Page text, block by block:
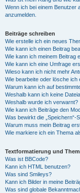
Wenn ich bei einem Benutzer
anzumelden.
Beiträge schreiben
Wie erstelle ich ein neues
Wie kann ich einen Beitrag
Wie kann ich meinem Beitrag
Wie kann ich eine Umfrage
Wieso kann ich nicht mehr
Wie bearbeite oder lösche ich
Warum kann ich auf
Weshalb kann ich keine
Weshalb wurde ich verwarnt?
Wie kann ich Beiträge den
Was bewirkt die „Speichern“-
Warum muss mein Beitrag
Wie markiere ich ein Thema
Textformatierung und
Was ist BBCode?
Kann ich HTML benutzen?
Was sind Smileys?
Kann ich Bilder in meine
Was sind globale